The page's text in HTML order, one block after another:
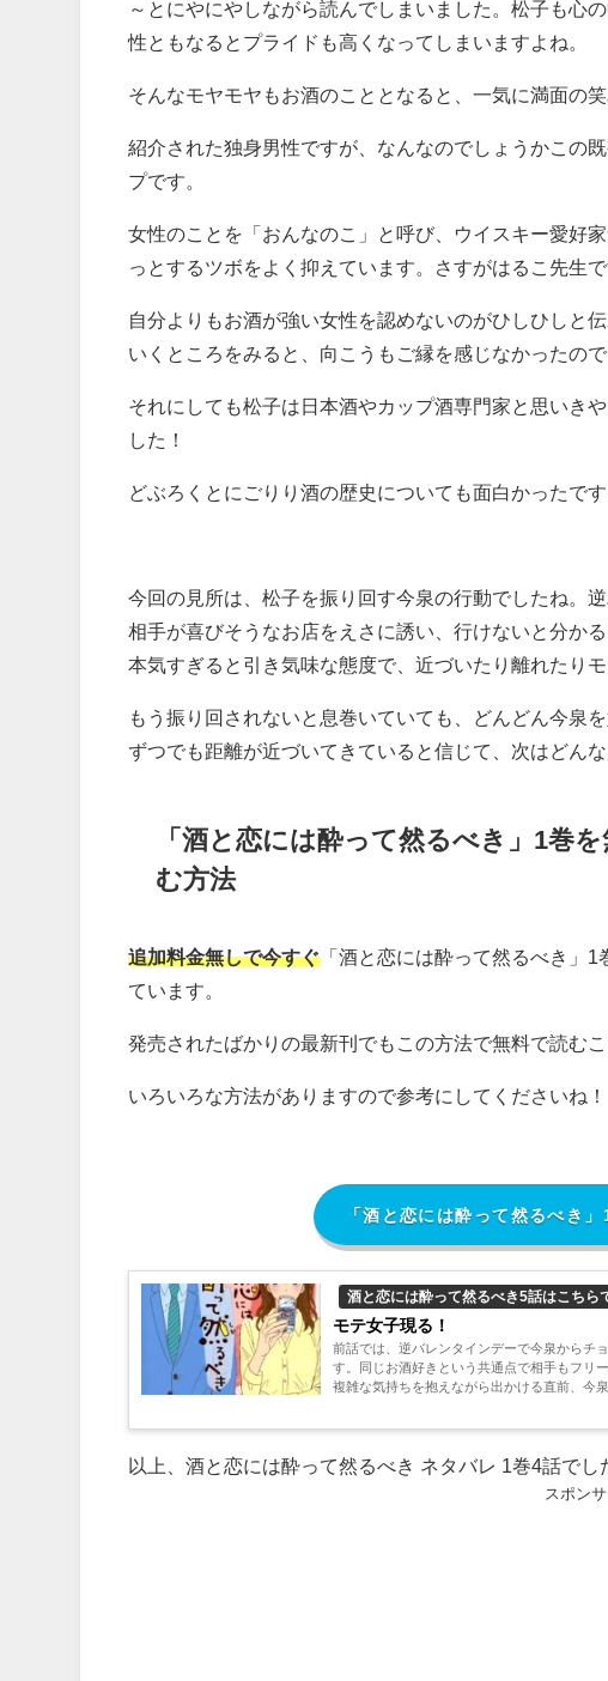
～とにやにやしながら読んでしまいました。松子も心
性ともなるとプライドも高くなってしまいますよね。
そんなモヤモヤもお酒のこととなると、一気に満面の
紹介された独身男性ですが、なんなのでしょうかこの
プです。
女性のことを「おんなのこ」と呼び、ウイスキー愛好
っとするツボをよく抑えています。さすがはるこ先生で
自分よりもお酒が強い女性を認めないのがひしひしと
いくところをみると、向こうもご縁を感じなかったので
それにしても松子は日本酒やカップ酒専門家と思いき
した！
どぶろくとにごりり酒の歴史についても面白かったで
今回の見所は、松子を振り回す今泉の行動でしたね。
相手が喜びそうなお店をえさに誘い、行けないと分か
本気すぎると引き気味な態度で、近づいたり離れたり
もう振り回されないと息巻いていても、どんどん今泉
ずつでも距離が近づいてきていると信じて、次はどん
「酒と恋には酔って然るべき」1巻
む方法
追加料金無しで今すぐ 「酒と恋には酔って然るべき」
ています。
発売されたばかりの最新刊でもこの方法で無料で読むこ
いろいろな方法がありますので参考にしてくださいね！
「酒と恋には酔って然るべき
酒と恋には酔って然るべき5話はこちら
モテ女子現る！
前話では、逆バレンタインデーで今泉からチ
す。同じお酒好きという共通点で相手もフリ
複雑な気持ちを抱えながら出かける直前、今
以上、酒と恋には酔って然るべき ネタバレ 1巻4話でし
スポン